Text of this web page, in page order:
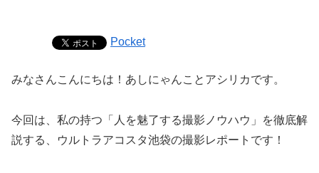
Pocket
みなさんこんにちは！あしにゃんことアシリカです。
今回は、私の持つ「人を魅了する撮影ノウハウ」を徹底解
説する、ウルトラアコスタ池袋の撮影レポートです！